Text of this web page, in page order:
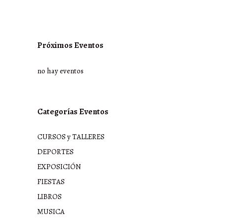
Próximos Eventos
no hay eventos
Categorías Eventos
CURSOS y TALLERES
DEPORTES
EXPOSICIÓN
FIESTAS
LIBROS
MUSICA